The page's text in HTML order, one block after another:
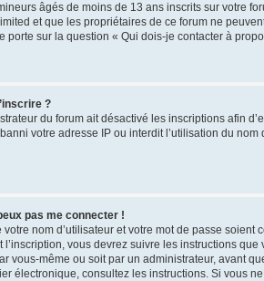
âgés de moins de 13 ans inscrits sur votre
et que les propriétaires de ce forum ne
porte sur la question « Qui dois-je contacter à
?
du forum ait désactivé les inscriptions afin
votre adresse IP ou interdit l’utilisation du
pas me connecter !
nom d’utilisateur et votre mot de passe
vous devrez suivre les instructions
vous-même ou soit par un administrateur, avant
électronique, consultez les instructions. Si vous